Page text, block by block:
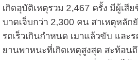
เกิดอุบัติเหตุรวม 2,467 ครั้ง มีผู้เสี
บาดเจ็บกว่า 2,300 คน สาเหตุหลัก
รถเร็วเกินกำหนด เมาแล้วขับ และ
ยานพาหนะที่เกิดเหตุสูงสุด สะท้อน